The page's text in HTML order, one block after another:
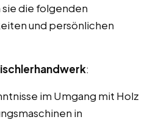
die folgenden
und persönlichen
:
im Umgang mit Holz
in